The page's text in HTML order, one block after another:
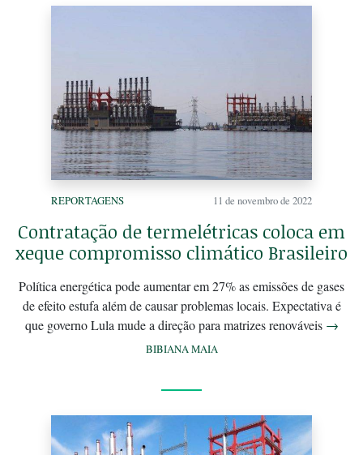
REPORTAGENS 11 de novembro de 2022
Contratação de termelétricas coloca em
xeque compromisso climático Brasileiro
Política energética pode aumentar em 27% as emissões de gases
de efeito estufa além de causar problemas locais. Expectativa é
que governo Lula mude a direção para matrizes renováveis →
BIBIANA MAIA